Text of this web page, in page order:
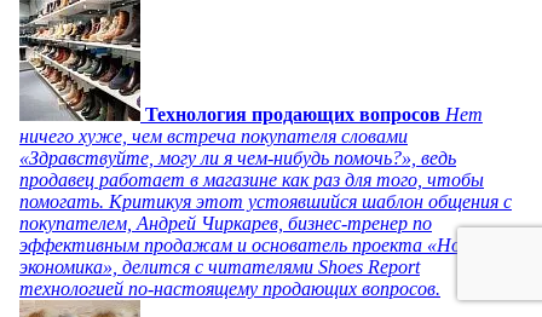
Технология продающих вопросов Нет
ничего хуже, чем встреча покупателя словами
«Здравствуйте, могу ли я чем-нибудь помочь?», ведь
продавец работает в магазине как раз для того, чтобы
помогать. Критикуя этот устоявшийся шаблон общения с
покупателем, Андрей Чиркарев, бизнес-тренер по
эффективным продажам и основатель проекта «Новая
экономика», делится с читателями Shoes Report
технологией по-настоящему продающих вопросов.